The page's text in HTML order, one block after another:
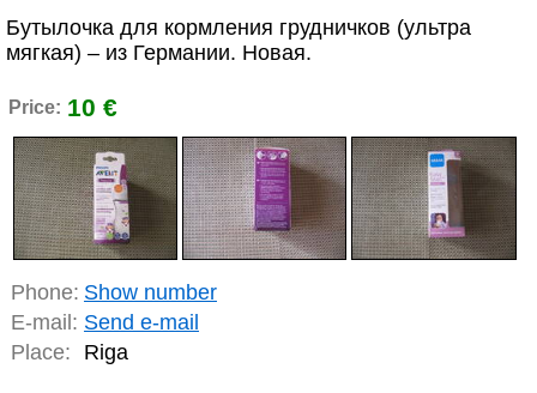
Бутылочка для кормления грудничков (ультра
мягкая) – из Германии. Новая.
Price: 10 €
Phone: Show number
E-mail: Send e-mail
Place:
Riga